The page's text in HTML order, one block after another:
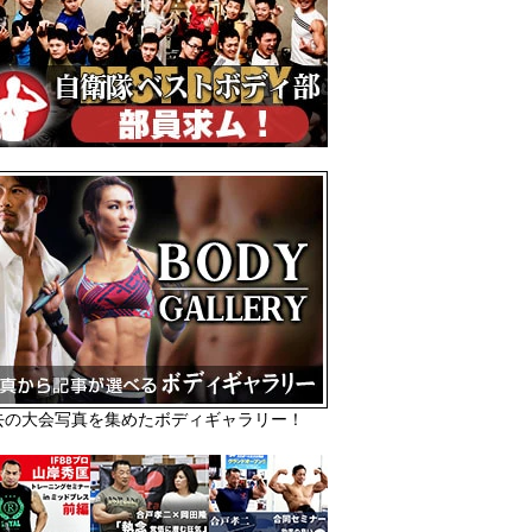
の大会写真を集めたボディギャラリー！